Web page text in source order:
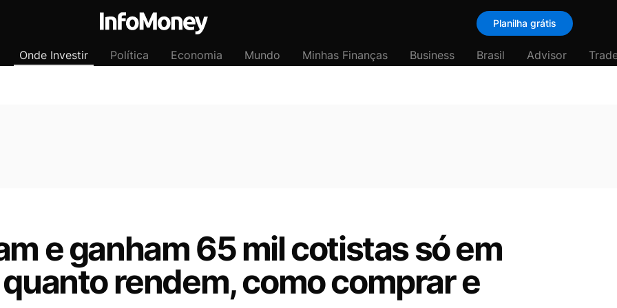
Planilha grátis
Onde Investir Política Economia Mundo Minhas Finanças Business Brasil Advisor
e ganham 65 mil cotistas só em
rendem, como comprar e